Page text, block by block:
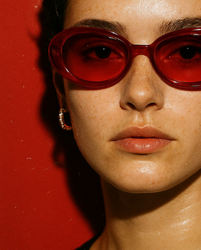
LUCENT SUNGLASSES
2025